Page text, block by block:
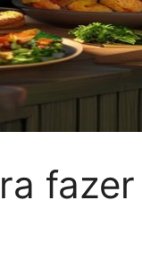
fazer